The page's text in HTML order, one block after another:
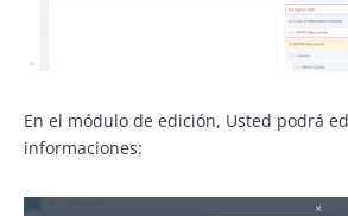
En el módulo de edición, Usted podrá
informaciones: